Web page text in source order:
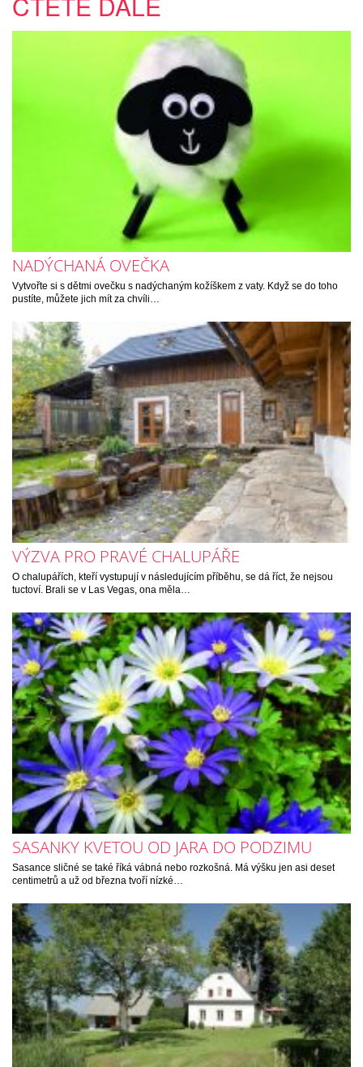
NADÝCHANÁ OVEČKA
Vytvořte si s dětmi ovečku s nadýchaným kožíškem z vaty. Když se do toho
pustíte, můžete jich mít za chvíli…
VÝZVA PRO PRAVÉ CHALUPÁŘE
O chalupářích, kteří vystupují v následujícím příběhu, se dá říct, že nejsou
tuctoví. Brali se v Las Vegas, ona měla…
SASANKY KVETOU OD JARA DO PODZIMU
Sasance sličné se také říká vábná nebo rozkošná. Má výšku jen asi deset
centimetrů a už od března tvoří nízké…